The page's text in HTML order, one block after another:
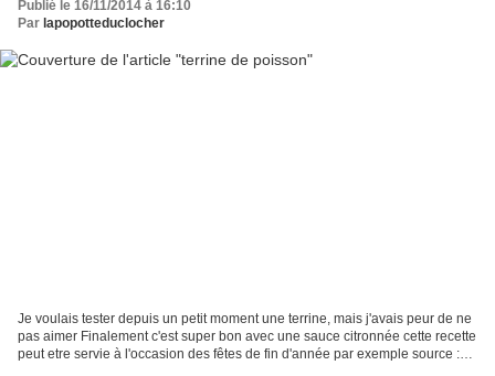
Publié le 16/11/2014 à 16:10
Par lapopotteduclocher
Je voulais tester depuis un petit moment une terrine, mais j'avais peur de ne
pas aimer Finalement c'est super bon avec une sauce citronnée cette recette
peut etre servie à l'occasion des fêtes de fin d'année par exemple source :